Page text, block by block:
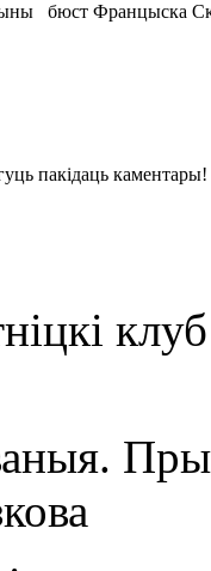
бюст Францыска
пакідаць каментары!